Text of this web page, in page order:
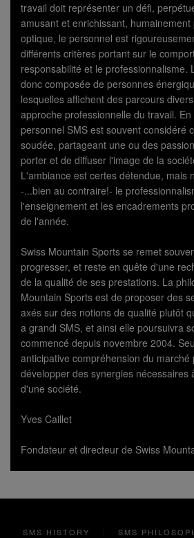
travail doit représenter un défi,
amusant et enrichissant,
optique, le personnel est
différents critères portant sur le
responsabilité et le professionnalisme.
donc composée de personnes
lesquelles affichent des parcours
approche professionnelle du travail. En
personnel SMS est souvent considéré
soudée, partageant une ou des
porter et de diffuser l'image de la
L'ambiance est certes détendue, mais
-...bien au contraire!- le
l'enseignement et les encadrements
de l'année.
Swiss Mountain Sports se remet
progresser, et reste en quête d'une
de la qualité de ses prestations. La
Mountain Sports est de proposer des
axés sur des notions de qualité plutôt
a grandi SMS, et ainsi elle poursuivra
commencé depuis novembre 2004.
anticipative compréhension du marché
développer des synergies nécessaires
d'une société.
Yves Caillet
Fondateur et directeur de Swiss
SMS HISTORY SMS